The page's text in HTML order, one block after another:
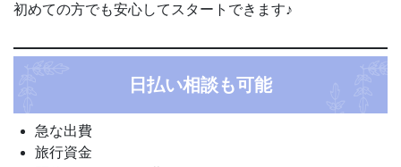
初めての方でも安心してスタートできます♪
日払い相談も可能
急な出費
旅行資金